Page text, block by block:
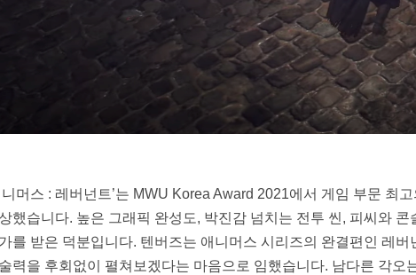
니머스 : 레버넌트’는 MWU Korea Award 2021에서 게임 부문 최
했습니다. 높은 그래픽 완성도, 박진감 넘치는 전투 씬, 피씨와
를 받은 덕분입니다. 텐버즈는 애니머스 시리즈의 완결편인 레
력을 후회없이 펼쳐보겠다는 마음으로 임했습니다. 남다른 각오